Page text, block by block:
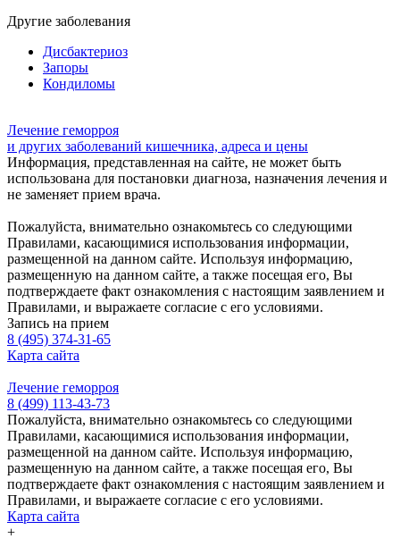
Другие заболевания
Дисбактериоз
Запоры
Кондиломы
Лечение геморроя
и других заболеваний кишечника, адреса и цены
Информация, представленная на сайте, не может быть
использована для постановки диагноза, назначения лечения и
не заменяет прием врача.
Пожалуйста, внимательно ознакомьтесь со следующими
Правилами, касающимися использования информации,
размещенной на данном сайте. Используя информацию,
размещенную на данном сайте, а также посещая его, Вы
подтверждаете факт ознакомления с настоящим заявлением и
Правилами, и выражаете согласие с его условиями.
Запись на прием
8 (495) 374-31-65
Карта сайта
Лечение геморроя
8 (499) 113-43-73
Пожалуйста, внимательно ознакомьтесь со следующими
Правилами, касающимися использования информации,
размещенной на данном сайте. Используя информацию,
размещенную на данном сайте, а также посещая его, Вы
подтверждаете факт ознакомления с настоящим заявлением и
Правилами, и выражаете согласие с его условиями.
Карта сайта
+